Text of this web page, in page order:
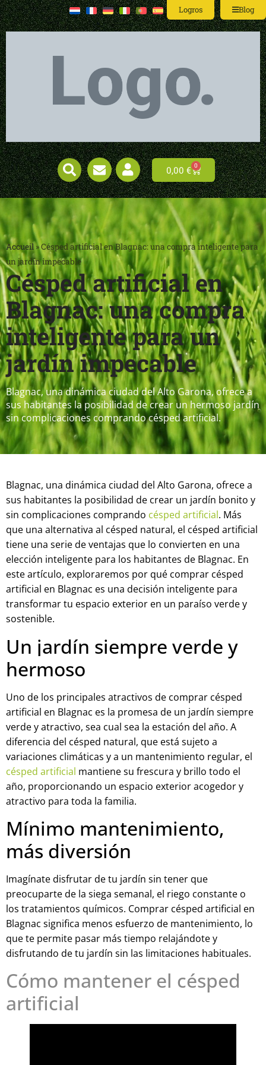
Logros Blog
0,00 € 0
Accueil»Césped artificial en Blagnac: una compra inteligente para
un jardín impecable
Césped artificial en
Blagnac: una compra
inteligente para un
jardín impecable
Blagnac, una dinámica ciudad del Alto Garona, ofrece a
sus habitantes la posibilidad de crear un hermoso jardín
sin complicaciones comprando césped artificial.
Blagnac, una dinámica ciudad del Alto Garona, ofrece a
sus habitantes la posibilidad de crear un jardín bonito y
sin complicaciones comprando césped artificial. Más
que una alternativa al césped natural, el césped artificial
tiene una serie de ventajas que lo convierten en una
elección inteligente para los habitantes de Blagnac. En
este artículo, exploraremos por qué comprar césped
artificial en Blagnac es una decisión inteligente para
transformar tu espacio exterior en un paraíso verde y
sostenible.
Un jardín siempre verde y
hermoso
Uno de los principales atractivos de comprar césped
artificial en Blagnac es la promesa de un jardín siempre
verde y atractivo, sea cual sea la estación del año. A
diferencia del césped natural, que está sujeto a
variaciones climáticas y a un mantenimiento regular, el
césped artificial mantiene su frescura y brillo todo el
año, proporcionando un espacio exterior acogedor y
atractivo para toda la familia.
Mínimo mantenimiento,
más diversión
Imagínate disfrutar de tu jardín sin tener que
preocuparte de la siega semanal, el riego constante o
los tratamientos químicos. Comprar césped artificial en
Blagnac significa menos esfuerzo de mantenimiento, lo
que te permite pasar más tiempo relajándote y
disfrutando de tu jardín sin las limitaciones habituales.
Cómo mantener el césped
artificial